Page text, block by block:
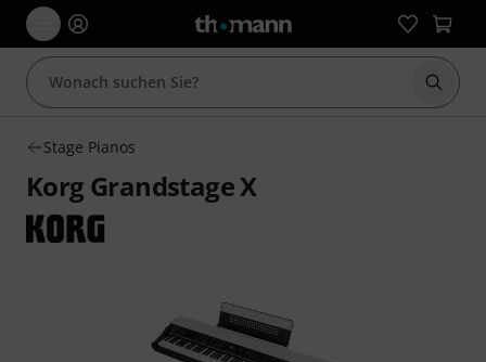
Suche
Stage Pianos
Korg Grandstage X